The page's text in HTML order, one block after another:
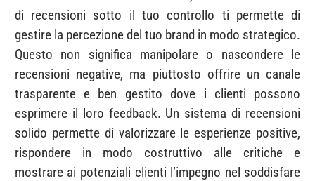
di recensioni sotto il tuo controllo ti permette di
gestire la percezione del tuo brand in modo strategico.
Questo non significa manipolare o nascondere le
recensioni negative, ma piuttosto offrire un canale
trasparente e ben gestito dove i clienti possono
esprimere il loro feedback. Un sistema di recensioni
solido permette di valorizzare le esperienze positive,
rispondere in modo costruttivo alle critiche e
mostrare ai potenziali clienti l’impegno nel soddisfare